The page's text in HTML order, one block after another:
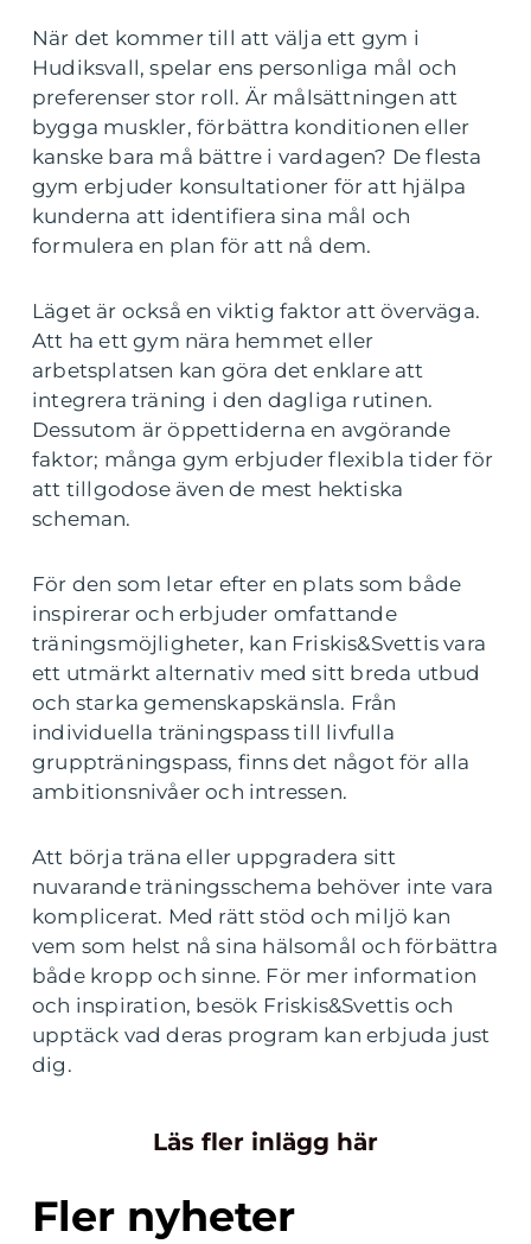
När det kommer till att välja ett gym i
Hudiksvall, spelar ens personliga mål och
preferenser stor roll. Är målsättningen att
bygga muskler, förbättra konditionen eller
kanske bara må bättre i vardagen? De flesta
gym erbjuder konsultationer för att hjälpa
kunderna att identifiera sina mål och
formulera en plan för att nå dem.
Läget är också en viktig faktor att överväga.
Att ha ett gym nära hemmet eller
arbetsplatsen kan göra det enklare att
integrera träning i den dagliga rutinen.
Dessutom är öppettiderna en avgörande
faktor; många gym erbjuder flexibla tider för
att tillgodose även de mest hektiska
scheman.
För den som letar efter en plats som både
inspirerar och erbjuder omfattande
träningsmöjligheter, kan Friskis&Svettis vara
ett utmärkt alternativ med sitt breda utbud
och starka gemenskapskänsla. Från
individuella träningspass till livfulla
gruppträningspass, finns det något för alla
ambitionsnivåer och intressen.
Att börja träna eller uppgradera sitt
nuvarande träningsschema behöver inte vara
komplicerat. Med rätt stöd och miljö kan
vem som helst nå sina hälsomål och förbättra
både kropp och sinne. För mer information
och inspiration, besök Friskis&Svettis och
upptäck vad deras program kan erbjuda just
dig.
Läs fler inlägg här
Fler nyheter